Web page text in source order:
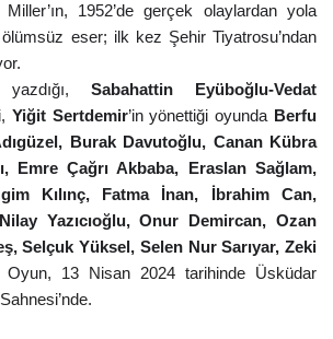
1952’de gerçek olaylardan yola
ölümsüz eser; ilk kez Şehir Tiyatrosu’ndan
yazdığı, Sabahattin Eyüboğlu-Vedat
Yiğit Sertdemir’in yönettiği oyunda Berfu
Burak Davutoğlu, Canan Kübra
Emre Çağrı Akbaba, Eraslan Sağlam,
Kılınç, Fatma İnan, İbrahim Can,
Yazıcıoğlu, Onur Demircan, Ozan
Selçuk Yüksel, Selen Nur Sarıyar, Zeki
Oyun, 13 Nisan 2024 tarihinde Üsküdar